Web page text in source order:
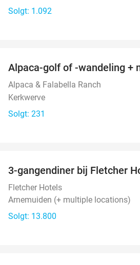
Solgt: 1.092
Alpaca-golf of -wandeling +
Alpaca & Falabella Ranch
Kerkwerve
Solgt: 231
3-gangendiner bij Fletcher
Fletcher Hotels
Arnemuiden (+ multiple locations)
Solgt: 13.800